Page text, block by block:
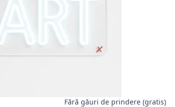
Fără găuri de prindere (gratis)